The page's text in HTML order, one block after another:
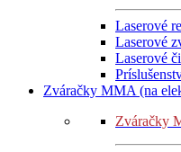
Laserové
Laserové
Laserové
Zváračky MMA (na
Zváračky